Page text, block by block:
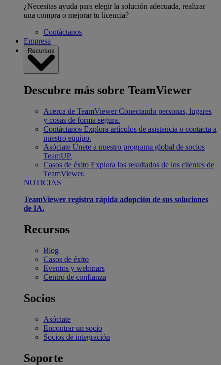
¿Necesitas ayuda para elegir la solución adecuada, realizar
una compra o mejorar tu licencia?
Contáctanos
Empresa
Recursos
Descubre más sobre TeamViewer
Acerca de TeamViewer Conectando personas, lugares
y cosas de forma segura.
Contáctanos Explora artículos de asistencia o contacta a
nuestro equipo.
Asóciate Únete a nuestro programa global de socios
TeamUP.
Casos de éxito Explora los resultados de los clientes de
TeamViewer.
NOTICIAS
TeamViewer registra rápida adopción de sus soluciones
de IA.
Recursos
Blog
Casos de éxito
Eventos y webinars
Centro de confianza
Socios
Asóciate
Encontrar un socio
Socios de integración
Soporte